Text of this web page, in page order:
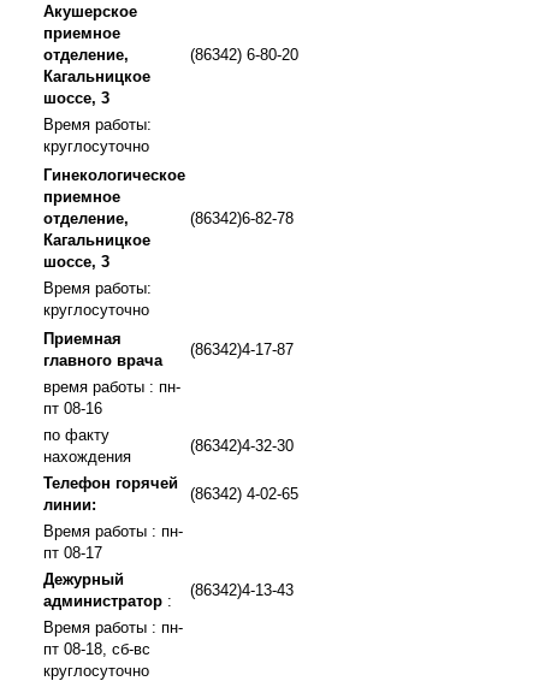
Акушерское
приемное
отделение,
Кагальницкое
шоссе, 3
(86342) 6-80-20
Время работы:
круглосуточно
Гинекологическое
приемное
отделение,
Кагальницкое
шоссе, 3
(86342)6-82-78
Время работы:
круглосуточно
Приемная
главного врача
(86342)4-17-87
время работы : пн-
пт 08-16
по факту
нахождения
(86342)4-32-30
Телефон горячей
линии:
(86342) 4-02-65
Время работы : пн-
пт 08-17
Дежурный
администратор :
(86342)4-13-43
Время работы : пн-
пт 08-18, сб-вс
круглосуточно